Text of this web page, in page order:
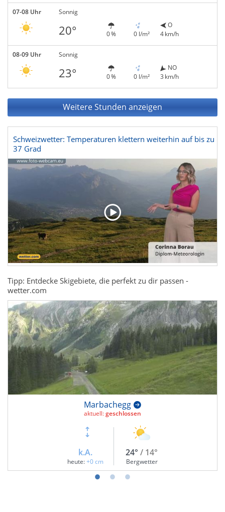
07-08 Uhr Sonnig
20° 0 % 0 l/m²
O
4 km/h
08-09 Uhr Sonnig
23° 0 % 0 l/m²
NO
3 km/h
Weitere Stunden anzeigen
Schweizwetter: Temperaturen klettern weiterhin auf bis zu
37 Grad
Tipp: Entdecke Skigebiete, die perfekt zu dir passen -
wetter.com
Marbachegg
aktuell:geschlossen
k.A.
heute:+0 cm
24° / 14°
Bergwetter